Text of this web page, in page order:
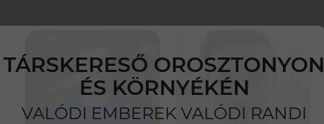
TÁRSKERESŐ OROSZTONYON
ÉS KÖRNYÉKÉN
VALÓDI EMBEREK VALÓDI RANDI